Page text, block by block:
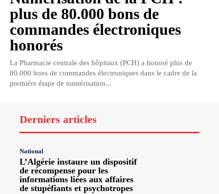
plus de 80.000 bons de
commandes électroniques
honorés
La Pharmacie centrale des hôpitaux (PCH) a honoré plus de
80.000 bons de commandes électroniques dans le cadre de la
première étape de numérisation...
Derniers articles
National
L’Algérie instaure un dispositif
de récompense pour les
informations liées aux affaires
de stupéfiants et psychotropes